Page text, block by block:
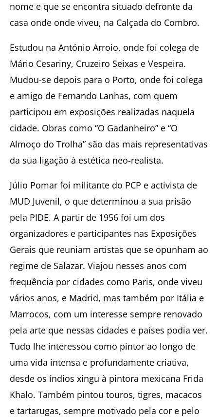
nome e que se encontra situado defronte da
casa onde onde viveu, na Calçada do Combro.
Estudou na António Arroio, onde foi colega de
Mário Cesariny, Cruzeiro Seixas e Vespeira.
Mudou-se depois para o Porto, onde foi colega
e amigo de Fernando Lanhas, com quem
participou em exposições realizadas naquela
cidade. Obras como “O Gadanheiro” e “O
Almoço do Trolha” são das mais representativas
da sua ligação à estética neo-realista.
Júlio Pomar foi militante do PCP e activista de
MUD Juvenil, o que determinou a sua prisão
pela PIDE. A partir de 1956 foi um dos
organizadores e participantes nas Exposições
Gerais que reuniam artistas que se opunham ao
regime de Salazar. Viajou nesses anos com
frequência por cidades como Paris, onde viveu
vários anos, e Madrid, mas também por Itália e
Marrocos, com um interesse sempre renovado
pela arte que nessas cidades e países podia ver.
Tudo lhe interessou como pintor ao longo de
uma vida intensa e profundamente criativa,
desde os índios xingu à pintora mexicana Frida
Khalo. Também pintou touros, tigres, macacos
e tartarugas, sempre motivado pela cor e pelo